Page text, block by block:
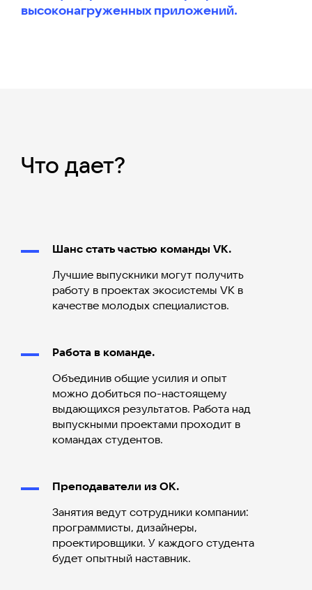
высоконагруженных приложений.
Что дает?
Шанс стать частью команды VK.
Лучшие выпускники могут получить
работу в проектах экосистемы VK в
качестве молодых специалистов.
Работа в команде.
Объединив общие усилия и опыт
можно добиться по-настоящему
выдающихся результатов. Работа над
выпускными проектами проходит в
командах студентов.
Преподаватели из ОК.
Занятия ведут сотрудники компании:
программисты, дизайнеры,
проектировщики. У каждого студента
будет опытный наставник.